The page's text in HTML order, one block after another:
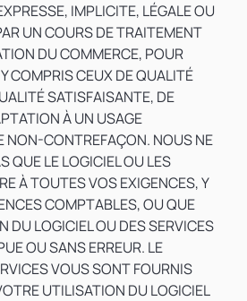
IMPLICITE, LÉGALE OU
UN COURS DE TRAITEMENT
DU COMMERCE, POUR
COMPRIS CEUX DE QUALITÉ
SATISFAISANTE, DE
À UN USAGE
NON-CONTREFAÇON. NOUS NE
QUE LE LOGICIEL OU LES
À TOUTES VOS EXIGENCES, Y
COMPTABLES, OU QUE
LOGICIEL OU DES SERVICES
OU SANS ERREUR. LE
VOUS SONT FOURNIS
UTILISATION DU LOGICIEL